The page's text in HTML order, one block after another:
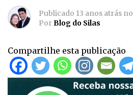
Publicado 13 anos atrás no
PorBlog do Silas
Compartilhe esta publicação